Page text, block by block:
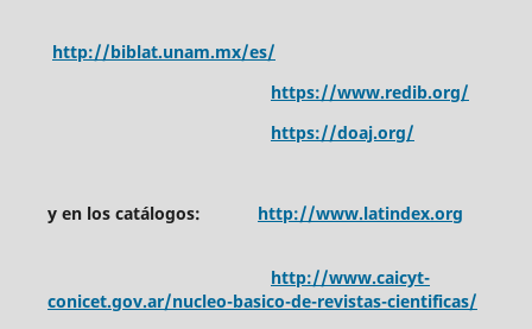
http://biblat.unam.mx/es/
https://www.redib.org/
https://doaj.org/
y en los catálogos: http://www.latindex.org
http://www.caicyt-
conicet.gov.ar/nucleo-basico-de-revistas-cientificas/